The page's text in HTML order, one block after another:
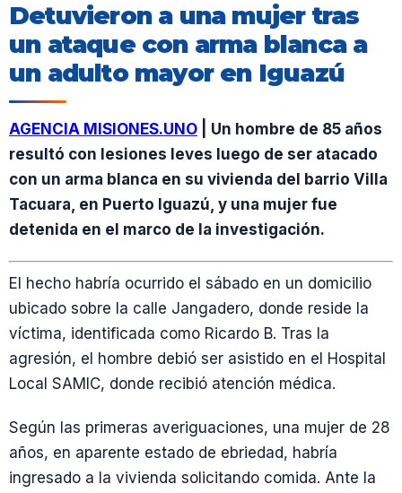
Detuvieron a una mujer tras
un ataque con arma blanca a
un adulto mayor en Iguazú
AGENCIA MISIONES.UNO | Un hombre de 85 años
resultó con lesiones leves luego de ser atacado
con un arma blanca en su vivienda del barrio Villa
Tacuara, en Puerto Iguazú, y una mujer fue
detenida en el marco de la investigación.
El hecho habría ocurrido el sábado en un domicilio
ubicado sobre la calle Jangadero, donde reside la
víctima, identificada como Ricardo B. Tras la
agresión, el hombre debió ser asistido en el Hospital
Local SAMIC, donde recibió atención médica.
Según las primeras averiguaciones, una mujer de 28
años, en aparente estado de ebriedad, habría
ingresado a la vivienda solicitando comida. Ante la